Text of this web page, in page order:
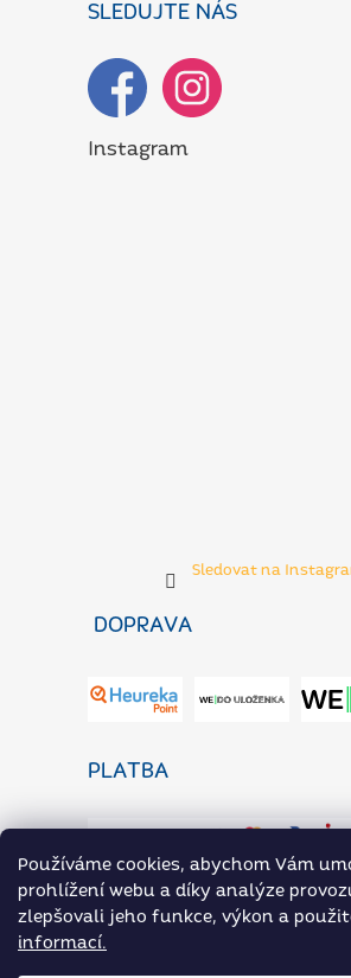
Používáme cookies, abychom Vám
prohlížení webu a díky analýze
zlepšovali jeho funkce, výkon a
informací.
SLEDUJTE NÁS
Instagram
Sledovat na
DOPRAVA
PLATBA
ZaP Novinky